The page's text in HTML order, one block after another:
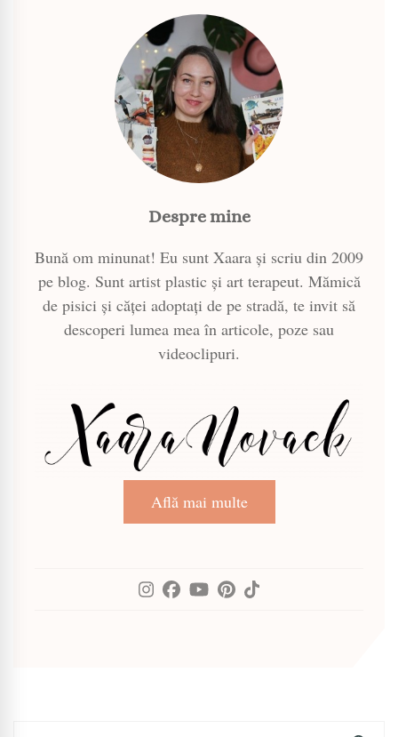
Despre mine
Bună om minunat! Eu sunt Xaara și scriu din 2009
pe blog. Sunt artist plastic și art terapeut. Mămică
de pisici și căței adoptați de pe stradă, te invit să
descoperi lumea mea în articole, poze sau
videoclipuri.
Află mai multe